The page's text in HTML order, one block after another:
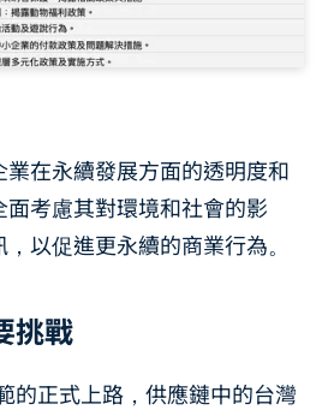
在永續發展方面的透明度和
考慮其對環境和社會的影
以促進更永續的商業行為。
挑戰
的正式上路，供應鏈中的台灣